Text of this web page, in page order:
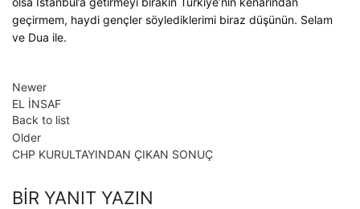
geçirmem, haydi gençler söylediklerimi biraz düşünün. Selam
ve Dua ile.
Newer
EL İNSAF
Back to list
Older
CHP KURULTAYINDAN ÇIKAN SONUÇ
BIR YANIT YAZIN